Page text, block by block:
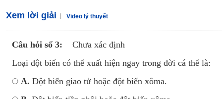
Xem lời giải Video lý thuyết
Câu hỏi số 3:
Chưa xác định
Loại đột biến có thể xuất hiện ngay trong đời cá thể là:
A. Đột biến giao tử hoặc đột biến xôma.